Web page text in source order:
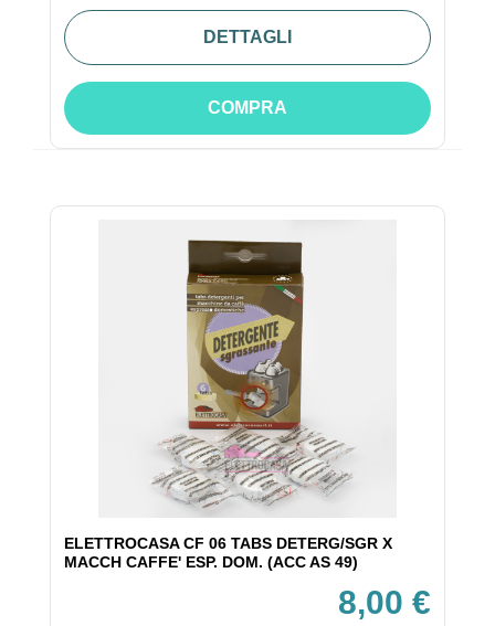
DETTAGLI
COMPRA
ELETTROCASA CF 06 TABS DETERG/SGR X
MACCH CAFFE' ESP. DOM. (ACC AS 49)
8,00 €